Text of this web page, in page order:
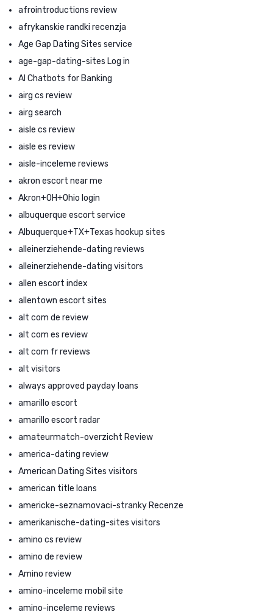
afrointroductions review
afrykanskie randki recenzja
Age Gap Dating Sites service
age-gap-dating-sites Log in
AI Chatbots for Banking
airg cs review
airg search
aisle cs review
aisle es review
aisle-inceleme reviews
akron escort near me
Akron+OH+Ohio login
albuquerque escort service
Albuquerque+TX+Texas hookup sites
alleinerziehende-dating reviews
alleinerziehende-dating visitors
allen escort index
allentown escort sites
alt com de review
alt com es review
alt com fr reviews
alt visitors
always approved payday loans
amarillo escort
amarillo escort radar
amateurmatch-overzicht Review
america-dating review
American Dating Sites visitors
american title loans
americke-seznamovaci-stranky Recenze
amerikanische-dating-sites visitors
amino cs review
amino de review
Amino review
amino-inceleme mobil site
amino-inceleme reviews